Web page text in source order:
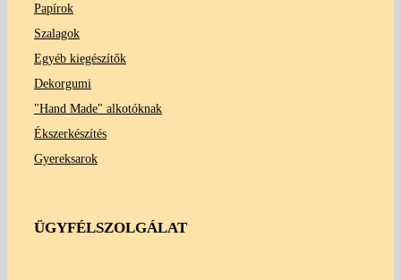
Papírok
Szalagok
Egyéb kiegészítők
Dekorgumi
"Hand Made" alkotóknak
Ékszerkészítés
Gyereksarok
ÜGYFÉLSZOLGÁLAT